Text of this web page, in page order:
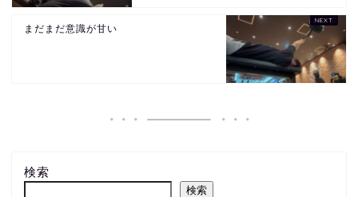
まだまだ意識が甘い
検索
検索